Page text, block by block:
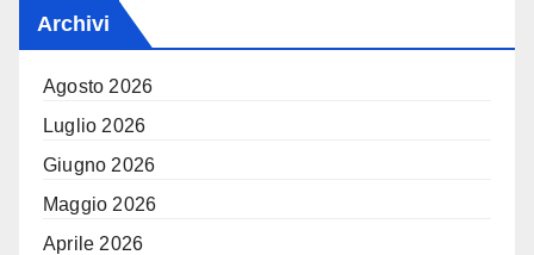
Archivi
Agosto 2026
Luglio 2026
Giugno 2026
Maggio 2026
Aprile 2026